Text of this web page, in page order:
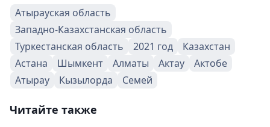
Атырауская область
Западно-Казахстанская область
Туркестанская область
2021 год
Казахстан
Астана
Шымкент Алматы Актау
Актобе
Атырау
Кызылорда Семей
Читайте также